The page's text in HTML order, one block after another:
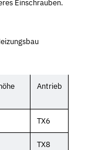
Einschrauben.
Antrieb
TX6
TX8